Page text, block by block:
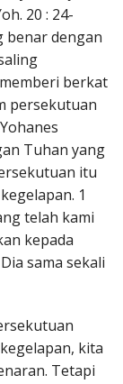
20 : 24-
benar dengan
berkat
persekutuan
Tuhan yang
itu
1
telah kami
kepada
sama sekali
kita
Tetapi